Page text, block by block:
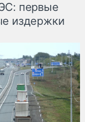
первые
издержки